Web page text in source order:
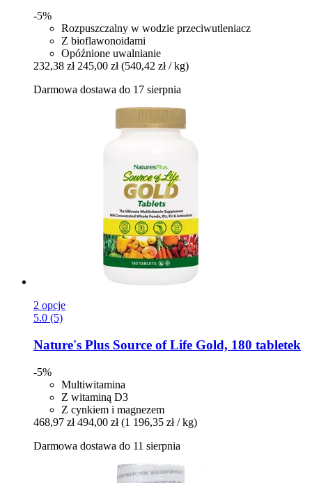
-5%
Rozpuszczalny w wodzie przeciwutleniacz
Z bioflawonoidami
Opóźnione uwalnianie
232,38 zł 245,00 zł (540,42 zł / kg)
Darmowa dostawa do 17 sierpnia
2 opcje
5.0 (5)
Nature's Plus Source of Life Gold, 180 tabletek
-5%
Multiwitamina
Z witaminą D3
Z cynkiem i magnezem
468,97 zł 494,00 zł (1 196,35 zł / kg)
Darmowa dostawa do 11 sierpnia